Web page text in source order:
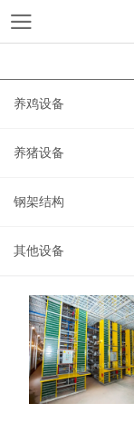
养鸡设备
养猪设备
钢架结构
其他设备